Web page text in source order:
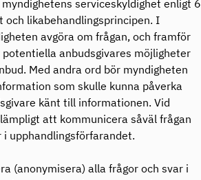
serviceskyldighet enligt 6
och likabehandlingsprincipen. I
avgöra om frågan, och framför
anbudsgivares möjligheter
Med andra ord bör myndigheten
som skulle kunna påverka
känt till informationen. Vid
att kommunicera såväl frågan
upphandlingsförfarandet.
(anonymisera) alla frågor och svar i